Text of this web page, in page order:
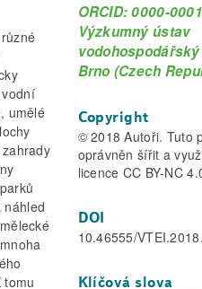
umělé
náhled
ORCID: 0000-
Výzkumný ústav
Brno (Czech
Copyright
© 2018 Autoři. Tuto
oprávněn šířit a
licence CC BY-NC
DOI
10.46555/
Klíčová slova